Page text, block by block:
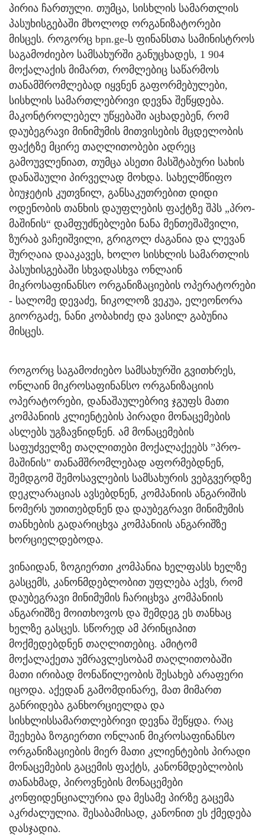
პირია ჩართული. თუმცა, სისხლის სამართლის
პასუხისგებაში მხოლოდ ორგანიზატორები
მისცეს. როგორც bpn.ge-ს ფინანსთა სამინისტროს
საგამოძიებო სამსახურში განუცხადეს, 1 904
მოქალაქის მიმართ, რომლებიც საწარმოს
თანამშრომლებად იყვნენ გაფორმებულები,
სისხლის სამართლებრივი დევნა შეწყდება.
მაკონტროლებელ უწყებაში აცხადებენ, რომ
დაუბეგრავი მინიმუმის მითვისების მცდელობის
ფაქტზე მცირე თაღლითობები ადრეც
გამოუვლენიათ, თუმცა ასეთი მასშტაბური სახის
დანაშაული პირველად მოხდა. სახელმწიფო
ბიუჯეტის კუთვნილ, განსაკუთრებით დიდი
ოდენობის თანხის დაუფლების ფაქტზე შპს „პრო-
მაშინის“ დამფუძნებლები ნანა მენთეშაშვილი,
ზურაბ ვაჩეიშვილი, გრიგოლ ძაგანია და ლევან
შურღაია დააკავეს, ხოლო სისხლის სამართლის
პასუხისგებაში სხვადასხვა ონლაინ
მიკროსაფინანსო ორგანიზაციების ოპერატორები
- სალომე დევაძე, ნიკოლოზ ვეკუა, ელეონორა
გიორგაძე, ნანი კობახიძე და ვასილ გაბუნია
მისცეს.
როგორც საგამოძიებო სამსახურში გვითხრეს,
ონლაინ მიკროსაფინანსო ორგანიზაციის
ოპერატორები, დანაშაულებრივ ჯგუფს მათი
კომპანიის კლიენტების პირადი მონაცემების
ასლებს უგზავნიდნენ. ამ მონაცემების
საფუძველზე თაღლითები მოქალაქეებს ”პრო-
მაშინის” თანამშრომლებად აფორმებდნენ,
შემდგომ შემოსავლების სამსახურის ვებგვერდზე
დეკლარაციას ავსებდნენ, კომპანიის ანგარიშის
ნომერს უთითებდნენ და დაუბეგრავი მინიმუმის
თანხების გადარიცხვა კომპანიის ანგარიშზე
ხორციელდებოდა.
ვინაიდან, ზოგიერთი კომპანია ხელფასს ხელზე
გასცემს, კანონმდებლობით უფლება აქვს, რომ
დაუბეგრავი მინიმუმის ჩარიცხვა კომპანიის
ანგარიშზე მოითხოვოს და შემდეგ ეს თანხაც
ხელზე გასცეს. სწორედ ამ პრინციპით
მოქმედებდნენ თაღლითებიც. ამიტომ
მოქალაქეთა უმრავლესობამ თაღლითობაში
მათი ირიბად მონაწილეობის შესახებ არაფერი
იცოდა. აქედან გამომდინარე, მათ მიმართ
განრიდება განხორციელდა და
სისხლისსამართლებრივი დევნა შეწყდა. რაც
შეეხება ზოგიერთი ონლაინ მიკროსაფინანსო
ორგანიზაციების მიერ მათი კლიენტების პირადი
მონაცემების გაცემის ფაქტს, კანონმდებლობის
თანახმად, პიროვნების მონაცემები
კონფიდენციალურია და მესამე პირზე გაცემა
აკრძალულია. შესაბამისად, კანონით ეს ქმედება
დასჯადია.